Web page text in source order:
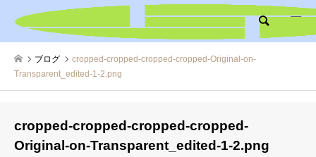
ブログ
cropped-cropped-cropped-cropped-Original-on-
Transparent_edited-1-2.png
cropped-cropped-cropped-cropped-
Original-on-Transparent_edited-1-2.png